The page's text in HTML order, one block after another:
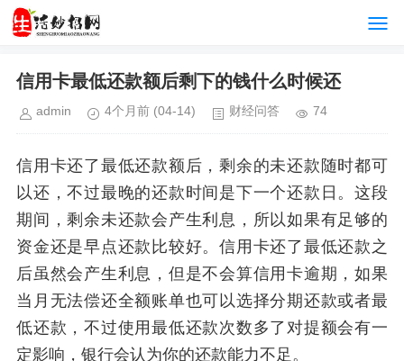
信用卡最低还款额后剩下的钱什么时候还
admin 4个月前 (04-14) 财经问答 74
信用卡还了最低还款额后，剩余的未还款随时都可
以还，不过最晚的还款时间是下一个还款日。这段
期间，剩余未还款会产生利息，所以如果有足够的
资金还是早点还款比较好。信用卡还了最低还款之
后虽然会产生利息，但是不会算信用卡逾期，如果
当月无法偿还全额账单也可以选择分期还款或者最
低还款，不过使用最低还款次数多了对提额会有一
定影响，银行会认为你的还款能力不足。